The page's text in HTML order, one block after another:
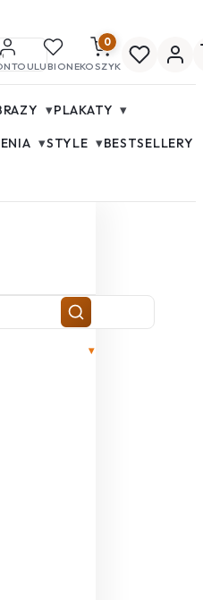
ULUBIONE
0
KOSZYK
▾PLAKATY ▾
▾STYLE ▾BESTSELLERY
▾